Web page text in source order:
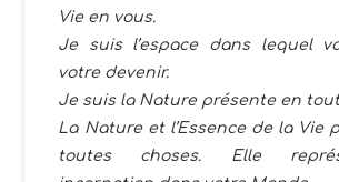
Vie en vous.
Je suis l’espace dans lequel
votre devenir.
Je suis la Nature présente en
La Nature et l’Essence de la Vie
toutes choses. Elle